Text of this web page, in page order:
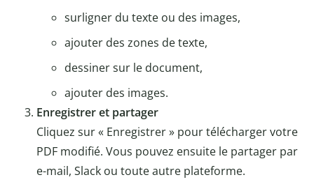
surligner du texte ou des images,
ajouter des zones de texte,
dessiner sur le document,
ajouter des images.
Enregistrer et partager
Cliquez sur « Enregistrer » pour télécharger votre
PDF modifié. Vous pouvez ensuite le partager par
e-mail, Slack ou toute autre plateforme.